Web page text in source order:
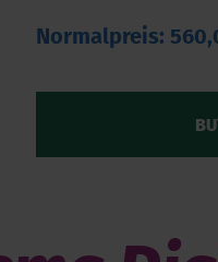
Normalpreis: